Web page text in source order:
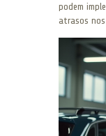
podem
atrasos nos